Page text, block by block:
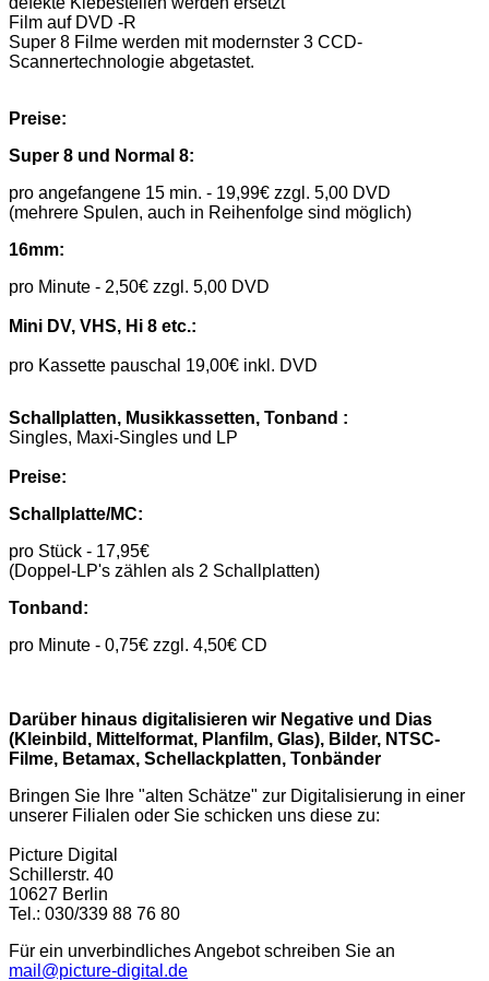
Film auf DVD -R
Super 8 Filme werden mit modernster 3 CCD-
Scannertechnologie abgetastet.
Preise:
Super 8 und Normal 8:
pro angefangene 15 min. - 19,99€ zzgl. 5,00 DVD
(mehrere Spulen, auch in Reihenfolge sind möglich)
16mm:
pro Minute - 2,50€ zzgl. 5,00 DVD
Mini DV, VHS, Hi 8 etc.:
pro Kassette pauschal 19,00€ inkl. DVD
Schallplatten, Musikkassetten, Tonband :
Singles, Maxi-Singles und LP
Preise:
Schallplatte/MC:
pro Stück - 17,95€
(Doppel-LP's zählen als 2 Schallplatten)
Tonband:
pro Minute - 0,75€ zzgl. 4,50€ CD
Darüber hinaus digitalisieren wir Negative und Dias
(Kleinbild, Mittelformat, Planfilm, Glas), Bilder, NTSC-
Filme, Betamax, Schellackplatten, Tonbänder
Bringen Sie Ihre "alten Schätze" zur Digitalisierung in einer
unserer Filialen oder Sie schicken uns diese zu:
Picture Digital
Schillerstr. 40
10627 Berlin
Tel.: 030/339 88 76 80
Für ein unverbindliches Angebot schreiben Sie an
mail@picture-digital.de